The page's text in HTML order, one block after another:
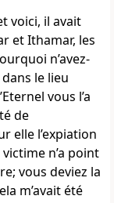
voici, il avait
et Ithamar, les
n’avez-
le lieu
vous l’a
de
elle l’expiation
n’a point
vous deviez la
m’avait été